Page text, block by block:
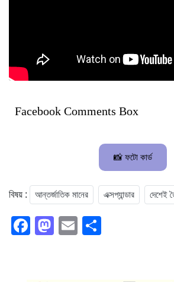
Facebook Comments Box
📸 ফটো কার্ড
বিষয় : আন্তর্জাতিক মানের এক্সপ্যান্ডার দেশেই
Facebook
Mastodon
Email